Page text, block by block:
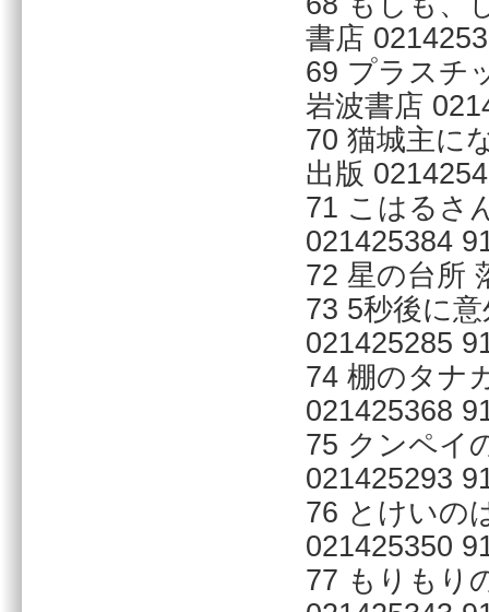
書店
69 プラスチ
岩波書店
70 猫城主に
出版
71 こはるさ
021425384
72 星の台所
73 5秒後に
021425285
74 棚のタナ
021425368
75 クンペイ
021425293
76 とけいの
021425350
77 もりもり